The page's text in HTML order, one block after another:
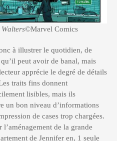
©Marvel Comics
à illustrer le quotidien, de
peut avoir de banal, mais
apprécie le degré de détails
traits fins donnent
lisibles, mais ils
un bon niveau d’informations
de cases trop chargées.
de la grande
de Jennifer en, 1 seule